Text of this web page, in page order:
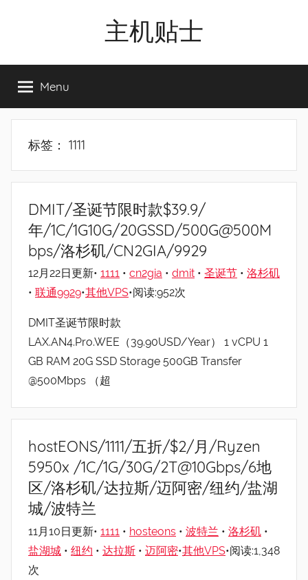
主机贴士
工|BandwagonHost
VPS|Vps|
主
荐
Menu
标签： 1111
DMIT/圣诞节限时款$39.9/
年/1C/1G10G/20GSSD/500G@500M
bps/洛杉矶/CN2GIA/9929
12月22日更新• 1111 • cn2gia • dmit • 圣诞节 • 洛杉矶
• 联通9929•其他VPS•阅读:952次
DMIT圣诞节限时款
LAX.AN4.Pro.WEE（39.90USD/Year） 1 vCPU 1
GB RAM 20G SSD Storage 500GB Transfer
@500Mbps （超
hostEONS/1111/五折/$2/月/Ryzen
5950x /1C/1G/30G/2T@10Gbps/6地
区/洛杉矶/达拉斯/迈阿密/纽约/盐湖
城/波特兰
11月10日更新• 1111 • hosteons • 波特兰 • 洛杉矶 •
盐湖城 • 纽约 • 达拉斯 • 迈阿密•其他VPS•阅读:1,348
次